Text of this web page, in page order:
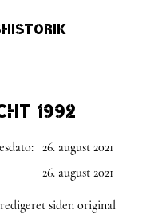
1992
26. august 2021
26. august 2021
siden original